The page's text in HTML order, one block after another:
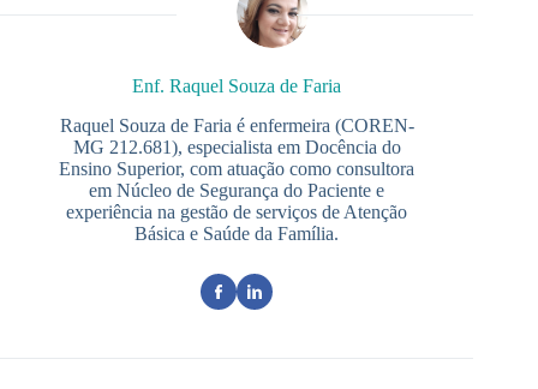
Enf. Raquel Souza de Faria
Raquel Souza de Faria é enfermeira (COREN-
MG 212.681), especialista em Docência do
Ensino Superior, com atuação como consultora
em Núcleo de Segurança do Paciente e
experiência na gestão de serviços de Atenção
Básica e Saúde da Família.